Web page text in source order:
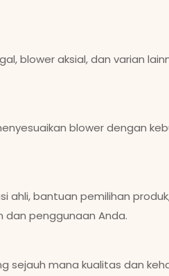
blower aksial, dan varian
blower dengan
bantuan pemilihan
penggunaan Anda.
mana kualitas dan